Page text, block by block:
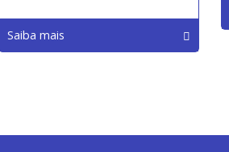
Saiba mais